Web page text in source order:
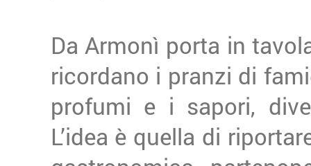
Da Armonì porta in
ricordano i pranzi di
profumi e i sapori,
L’idea è quella di